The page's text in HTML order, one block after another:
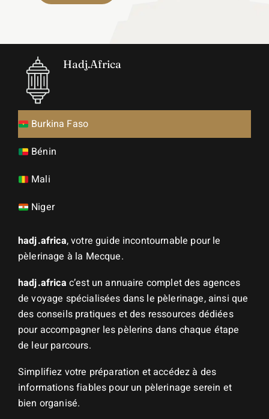
Hadj.Africa
Burkina Faso
Bénin
Mali
Niger
hadj.africa, votre guide incontournable pour le
pèlerinage à la Mecque.
hadj.africa c’est un annuaire complet des agences
de voyage spécialisées dans le pèlerinage, ainsi que
des conseils pratiques et des ressources dédiées
pour accompagner les pèlerins dans chaque étape
de leur parcours.
Simplifiez votre préparation et accédez à des
informations fiables pour un pèlerinage serein et
bien organisé.